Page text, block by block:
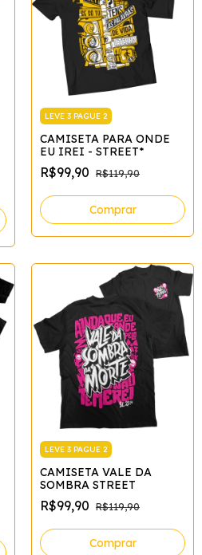
LEVE 3 PAGUE 2
CAMISETA PARA ONDE
EU IREI - STREET*
R$99,90 R$119,90
Comprar
LEVE 3 PAGUE 2
CAMISETA VALE DA
SOMBRA STREET
R$99,90 R$119,90
Comprar